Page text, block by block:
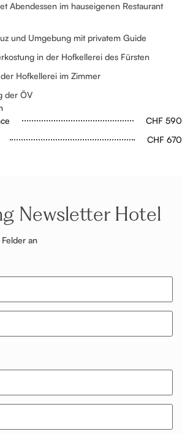
Abendessen im hauseigenen Restaurant
und Umgebung mit privatem Guide
in der Hofkellerei des Fürsten
der Hofkellerei im Zimmer
der ÖV
CHF 590
CHF 670
Newsletter Hotel
an